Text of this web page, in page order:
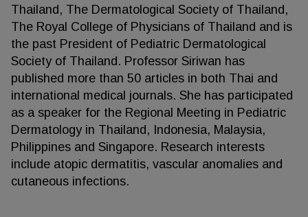
Thailand, The Dermatological Society of Thailand,
The Royal College of Physicians of Thailand and is
the past President of Pediatric Dermatological
Society of Thailand. Professor Siriwan has
published more than 50 articles in both Thai and
international medical journals. She has participated
as a speaker for the Regional Meeting in Pediatric
Dermatology in Thailand, Indonesia, Malaysia,
Philippines and Singapore. Research interests
include atopic dermatitis, vascular anomalies and
cutaneous infections.